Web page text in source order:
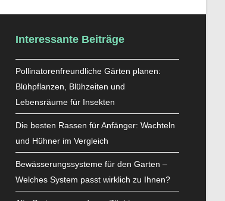
Interessante Beiträge
Pollinatorenfreundliche Gärten planen:
Blühpflanzen, Blühzeiten und
Lebensräume für Insekten
Die besten Rassen für Anfänger: Wachteln
und Hühner im Vergleich
Bewässerungssysteme für den Garten –
Welches System passt wirklich zu Ihnen?